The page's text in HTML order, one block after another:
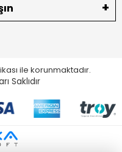
ile korunmaktadır.
Saklıdır